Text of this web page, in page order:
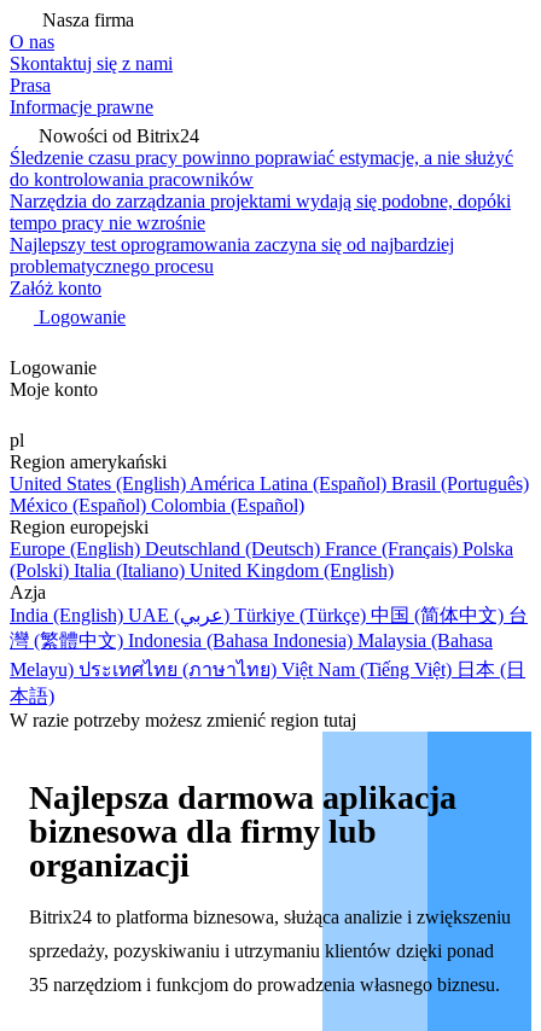
Nasza firma
O nas
Skontaktuj się z nami
Prasa
Informacje prawne
Nowości od Bitrix24
Śledzenie czasu pracy powinno poprawiać estymacje, a nie służyć
do kontrolowania pracowników
Narzędzia do zarządzania projektami wydają się podobne, dopóki
tempo pracy nie wzrośnie
Najlepszy test oprogramowania zaczyna się od najbardziej
problematycznego procesu
Załóż konto
Logowanie
Logowanie
Moje konto
pl
Region amerykański
United States (English) América Latina (Español) Brasil (Português)
México (Español) Colombia (Español)
Region europejski
Europe (English) Deutschland (Deutsch) France (Français) Polska
(Polski) Italia (Italiano) United Kingdom (English)
Azja
India (English)
UAE (عربي) Türkiye (Türkçe) 中国 (简体中文) 台
灣 (繁體中文) Indonesia (Bahasa Indonesia) Malaysia (Bahasa
Melayu) ประเทศไทย (ภาษาไทย) Việt Nam (Tiếng Việt) 日本 (日
本語)
W razie potrzeby możesz zmienić region tutaj
Najlepsza darmowa aplikacja
biznesowa dla firmy lub
organizacji
Bitrix24 to platforma biznesowa, służąca analizie i zwiększeniu
sprzedaży, pozyskiwaniu i utrzymaniu klientów dzięki ponad
35 narzędziom i funkcjom do prowadzenia własnego biznesu.